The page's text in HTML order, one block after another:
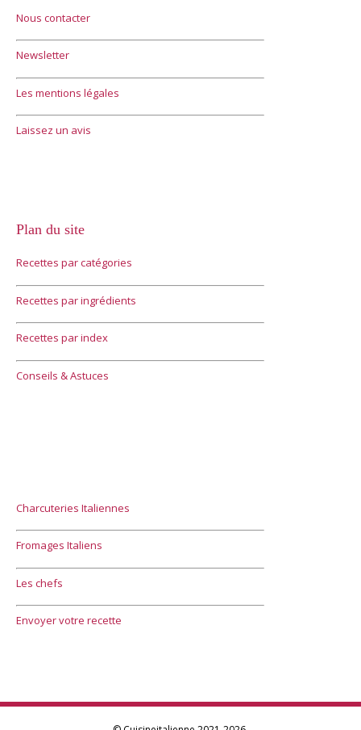
Nous contacter
Newsletter
Les mentions légales
Laissez un avis
Plan du site
Recettes par catégories
Recettes par ingrédients
Recettes par index
Conseils & Astuces
Charcuteries Italiennes
Fromages Italiens
Les chefs
Envoyer votre recette